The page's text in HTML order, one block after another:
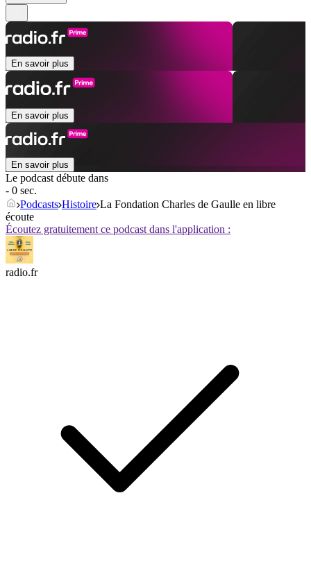
En savoir plus
En savoir plus
En savoir plus
Le podcast débute dans
- 0 sec.
Podcasts Histoire La Fondation Charles de Gaulle en libre
écoute
Écoutez gratuitement ce podcast dans l'application :
radio.fr